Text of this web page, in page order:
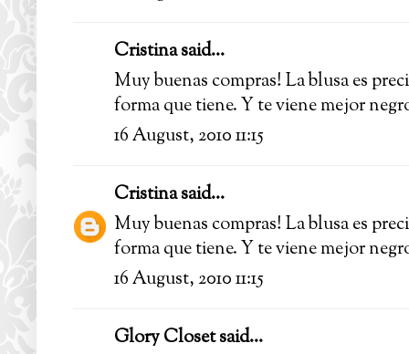
Cristina said...
Muy buenas compras! La blusa es
forma que tiene. Y te viene mejor
16 August, 2010 11:15
Cristinasaid...
Muy buenas compras! La blusa es
forma que tiene. Y te viene mejor
16 August, 2010 11:15
Glory Closetsaid...